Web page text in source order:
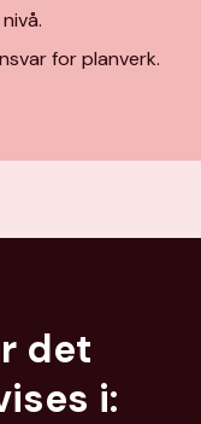
for planverk.
det
i: